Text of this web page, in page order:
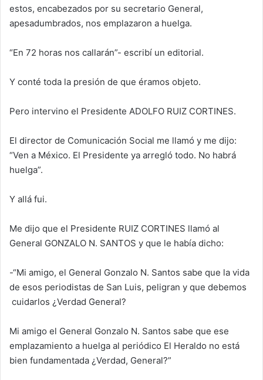
estos, encabezados por su secretario General,
apesadumbrados, nos emplazaron a huelga.
“En 72 horas nos callarán”- escribí un editorial.
Y conté toda la presión de que éramos objeto.
Pero intervino el Presidente ADOLFO RUIZ CORTINES.
El director de Comunicación Social me llamó y me dijo:
“Ven a México. El Presidente ya arregló todo. No habrá
huelga”.
Y allá fui.
Me dijo que el Presidente RUIZ CORTINES llamó al
General GONZALO N. SANTOS y que le había dicho:
-“Mi amigo, el General Gonzalo N. Santos sabe que la vida
de esos periodistas de San Luis, peligran y que debemos
cuidarlos ¿Verdad General?
Mi amigo el General Gonzalo N. Santos sabe que ese
emplazamiento a huelga al periódico El Heraldo no está
bien fundamentada ¿Verdad, General?”